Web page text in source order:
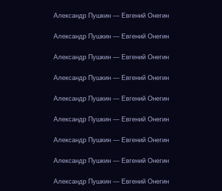
Александр Пушкин — Евгений Онегин
Александр Пушкин — Евгений Онегин
Александр Пушкин — Евгений Онегин
Александр Пушкин — Евгений Онегин
Александр Пушкин — Евгений Онегин
Александр Пушкин — Евгений Онегин
Александр Пушкин — Евгений Онегин
Александр Пушкин — Евгений Онегин
Александр Пушкин — Евгений Онегин